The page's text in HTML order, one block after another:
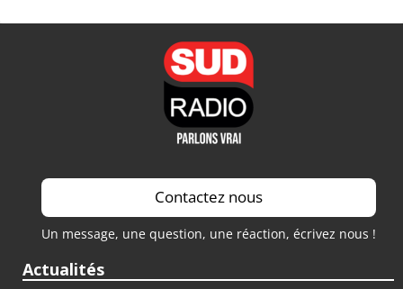
Contactez nous
Un message, une question, une réaction, écrivez nous !
Actualités